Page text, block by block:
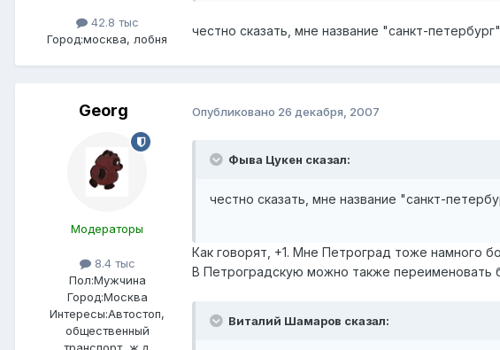
42.8 тыс
Город:москва, лобня
честно сказать, мне название "санкт-
Georg
Модераторы
8.4 тыс
Пол:Мужчина
Город:Москва
Интересы:Автостоп,
общественный
Опубликовано 26 декабря, 2007
Фыва Цукен сказал:
честно сказать, мне название "санкт-
Как говорят, +1. Мне Петроград тоже намного
В Петроградскую можно также переименовать
Виталий Шамаров сказал: